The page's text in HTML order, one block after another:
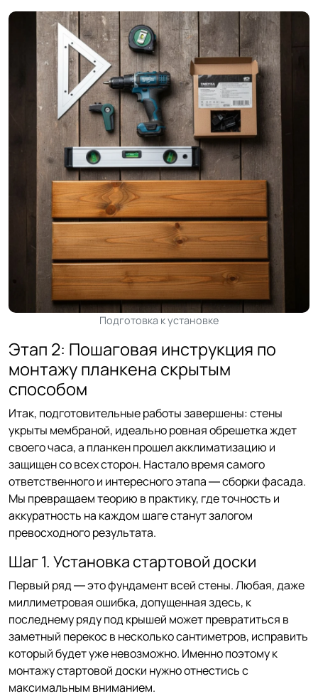
Подготовка к установке
Этап 2: Пошаговая инструкция по
монтажу планкена скрытым
способом
Итак, подготовительные работы завершены: стены
укрыты мембраной, идеально ровная обрешетка ждет
своего часа, а планкен прошел акклиматизацию и
защищен со всех сторон. Настало время самого
ответственного и интересного этапа — сборки фасада.
Мы превращаем теорию в практику, где точность и
аккуратность на каждом шаге станут залогом
превосходного результата.
Шаг 1. Установка стартовой доски
Первый ряд — это фундамент всей стены. Любая, даже
миллиметровая ошибка, допущенная здесь, к
последнему ряду под крышей может превратиться в
заметный перекос в несколько сантиметров, исправить
который будет уже невозможно. Именно поэтому к
монтажу стартовой доски нужно отнестись с
максимальным вниманием.